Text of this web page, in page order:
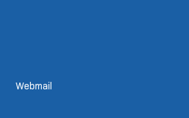
Webmail